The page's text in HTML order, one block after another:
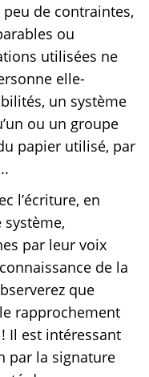
de contraintes,
ou
utilisées ne
elle-
un système
ou un groupe
papier utilisé, par
l’écriture, en
par leur voix
de la
que
rapprochement
Il est intéressant
par la signature